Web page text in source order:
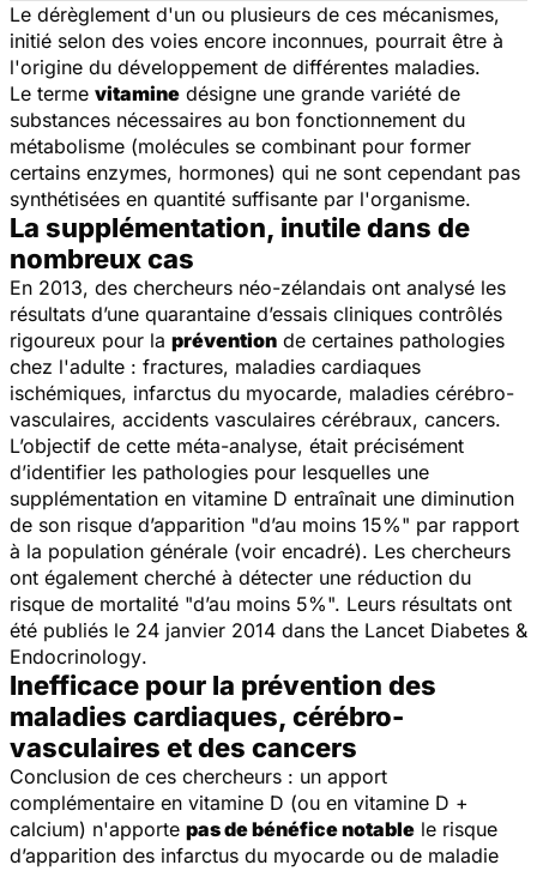
Le dérèglement d'un ou plusieurs de ces mécanismes,
initié selon des voies encore inconnues, pourrait être à
l'origine du développement de différentes maladies.
Le terme vitamine désigne une grande variété de
substances nécessaires au bon fonctionnement du
métabolisme (molécules se combinant pour former
certains enzymes, hormones) qui ne sont cependant pas
synthétisées en quantité suffisante par l'organisme.
La supplémentation, inutile dans de
nombreux cas
En 2013, des chercheurs néo-zélandais ont analysé les
résultats d’une quarantaine d’essais cliniques contrôlés
rigoureux pour la prévention de certaines pathologies
chez l'adulte : fractures, maladies cardiaques
ischémiques, infarctus du myocarde, maladies cérébro-
vasculaires, accidents vasculaires cérébraux, cancers.
L’objectif de cette méta-analyse, était précisément
d’identifier les pathologies pour lesquelles une
supplémentation en vitamine D entraînait une diminution
de son risque d’apparition "d’au moins 15%" par rapport
à la population générale (voir encadré). Les chercheurs
ont également cherché à détecter une réduction du
risque de mortalité "d’au moins 5%". Leurs résultats ont
été publiés le 24 janvier 2014 dans the Lancet Diabetes &
Endocrinology.
Inefficace pour la prévention des
maladies cardiaques, cérébro-
vasculaires et des cancers
Conclusion de ces chercheurs : un apport
complémentaire en vitamine D (ou en vitamine D +
calcium) n'apporte pas de bénéfice notable le risque
d’apparition des infarctus du myocarde ou de maladie